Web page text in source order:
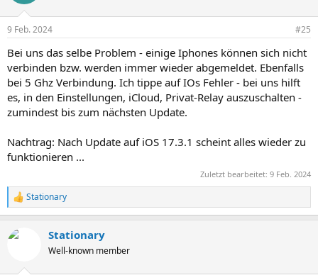
9 Feb. 2024 #25
Bei uns das selbe Problem - einige Iphones können sich nicht
verbinden bzw. werden immer wieder abgemeldet. Ebenfalls
bei 5 Ghz Verbindung. Ich tippe auf IOs Fehler - bei uns hilft
es, in den Einstellungen, iCloud, Privat-Relay auszuschalten -
zumindest bis zum nächsten Update.
Nachtrag: Nach Update auf iOS 17.3.1 scheint alles wieder zu
funktionieren ...
Zuletzt bearbeitet: 9 Feb. 2024
R
e
k
Stationary
Stationary
Well-known member